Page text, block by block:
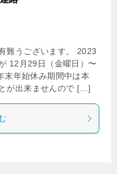
難うございます。 2023
12月29日（金曜日）〜
末年始休み期間中は本
が出来ませんので […]